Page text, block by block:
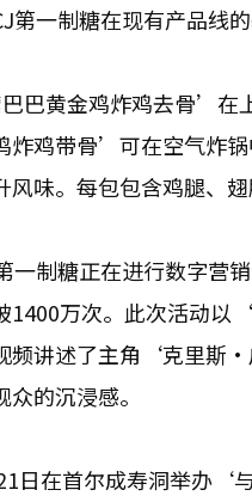
第一制糖在现有产品线
巴黄金鸡炸鸡去骨’在
炸鸡带骨’可在空气炸
味。每包包含鸡腿、翅
一制糖正在进行数字
1400万次。此次活动
频讲述了主角‘克里斯
的沉浸感。
日在首尔成寿洞举办‘